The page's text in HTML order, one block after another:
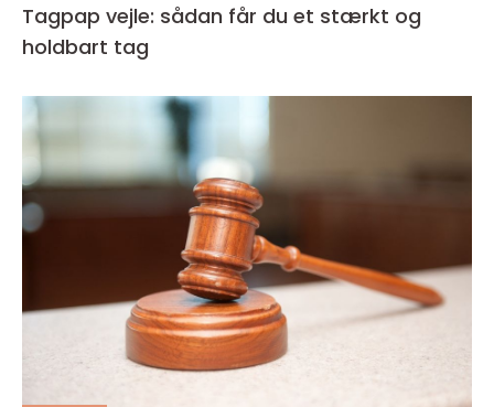
Tagpap vejle: sådan får du et stærkt og
holdbart tag